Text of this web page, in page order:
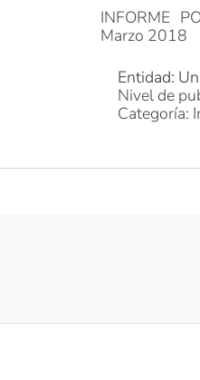
INFORME
Marzo 2018
Entidad:
Nivel de
Categoría: